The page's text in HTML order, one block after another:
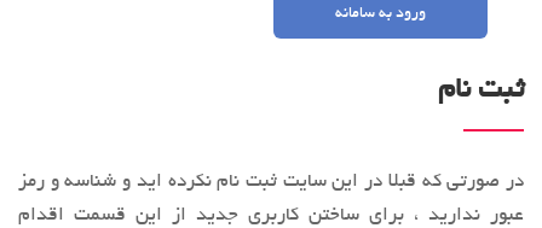
ورود به سامانه
ثبت نام
در صورتی که قبلا در این سایت ثبت نام نکرده اید و شناسه و رمز
عبور ندارید ، برای ساختن کاربری جدید از این قسمت اقدام